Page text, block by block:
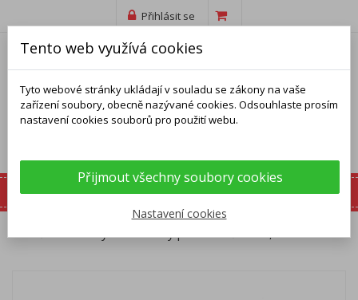
Přihlásit se
Domů Prsteny Stříbrný prsten - růženec, křížek
Tento web využívá cookies
Tyto webové stránky ukládají v souladu se zákony na vaše
zařízení soubory, obecně nazývané cookies. Odsouhlaste prosím
nastavení cookies souborů pro použití webu.
Přijmout všechny soubory cookies
Nastavení cookies